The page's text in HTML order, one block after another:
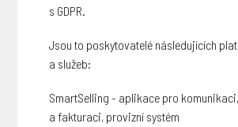
s GDPR.
Jsou to poskytovatelé následujících
a služeb:
SmartSelling - aplikace pro
a fakturaci, provizní systém